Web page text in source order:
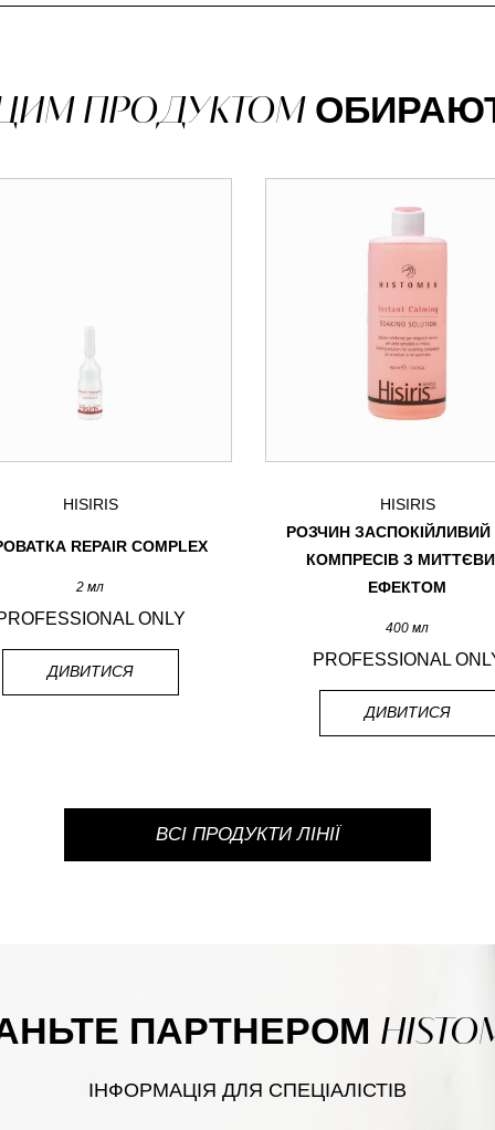
ПРОДУКТОМ
HISIRIS
REPAIR COMPLEX
2 мл
ONLY
ДИВИТИСЯ
HISIRIS
РОЗЧИН ЗАСПОКІЙЛИВИЙ
КОМПРЕСІВ З
ЕФЕКТОМ
400 мл
PROFESSIONAL
ДИВИТИСЯ
ВСІ ПРОДУКТИ ЛІНІЇ
ПАРТНЕРОМ
ІНФОРМАЦІЯ ДЛЯ СПЕЦІАЛІСТІВ